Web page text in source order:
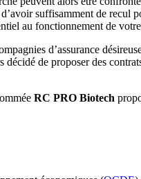
suffisamment de
au fonctionnement de
d’assurance
décidé de proposer des
RC PRO Biotech